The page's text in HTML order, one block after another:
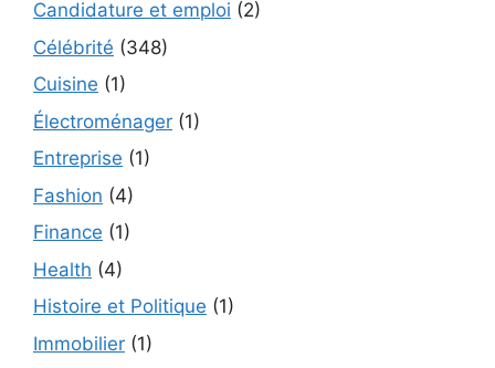
Candidature et emploi (2)
Célébrité (348)
Cuisine (1)
Électroménager (1)
Entreprise (1)
Fashion (4)
Finance (1)
Health (4)
Histoire et Politique (1)
Immobilier (1)